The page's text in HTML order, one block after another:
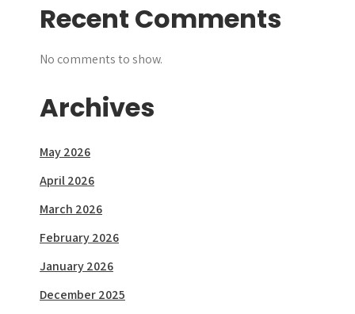
Recent Comments
No comments to show.
Archives
May 2026
April 2026
March 2026
February 2026
January 2026
December 2025